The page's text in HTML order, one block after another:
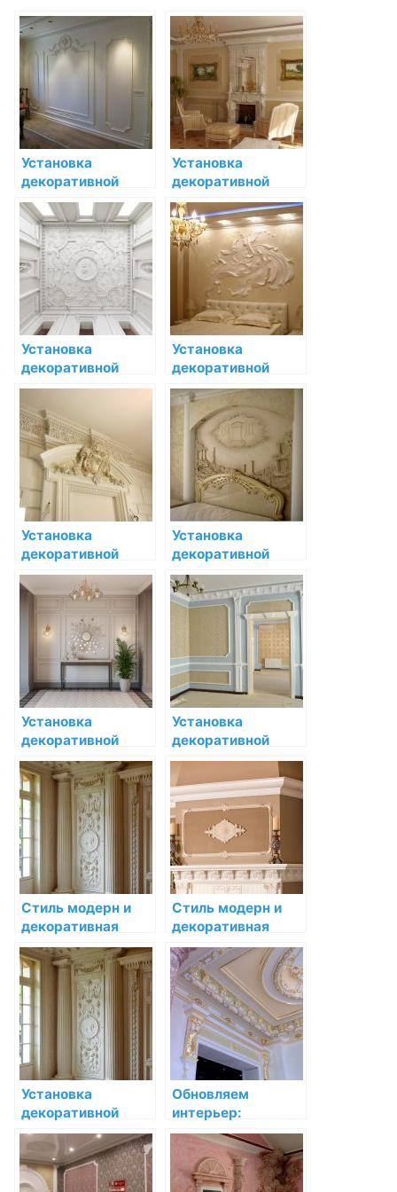
Установка
декоративной
лепнины в
современном
стиле: эстетика и
функциональность
Установка
декоративной
лепнины в
современном
стиле
Установка
декоративной
лепнины в стиле
Прованс: шаг за
шагом
Установка
декоративной
лепнины в стиле
барокко:
инструкция по
шагам
Установка
декоративной
лепнины в офисе:
добавляем
эстетическую
привлекательность
вашему
раходательство
Установка
декоративной
лепнины в
классическом
стиле: полное
руководство
Установка
декоративной
лепнины в кухне:
гид по созданию
уникального
интерьера
Установка
декоративной
лепнины в
ресторане:
создание
неповторимого
антуража и
атмосферы
Стиль модерн и
декоративная
лепнина:
воплощение
новаторства
Стиль модерн и
декоративная
лепнина:
воплощение
новаторства
Установка
декоративной
лепнины в
магазине: секреты
и рекомендации
Обновляем
интерьер:
установка
декоративной
лепнины в кафе